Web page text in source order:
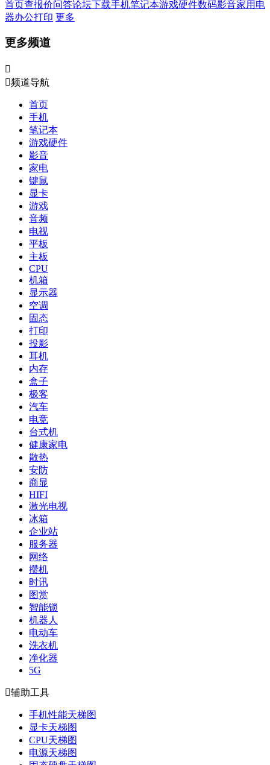
首页查报价问答论坛下载手机笔记本游戏硬件数码影音家用电
器办公打印 更多
更多频道

频道导航
首页
手机
笔记本
游戏硬件
影音
家电
键鼠
显卡
游戏
音频
电视
平板
主板
CPU
机箱
显示器
空调
固态
打印
投影
耳机
内存
盒子
极客
汽车
电竞
台式机
健康家电
散热
安防
商显
HIFI
激光电视
冰箱
企业站
服务器
网络
攒机
时讯
图赏
智能锁
机器人
电动车
洗衣机
净化器
5G
辅助工具
手机性能天梯图
显卡天梯图
CPU天梯图
电源天梯图